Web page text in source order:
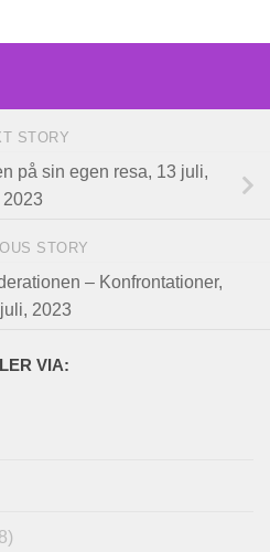
STORY
på sin egen resa, 13 juli,
2023
STORY
– Konfrontationer,
2023
VIA: